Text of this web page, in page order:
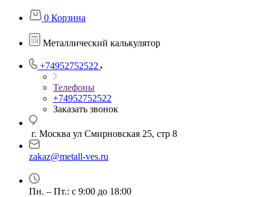
0 Корзина
Металлический калькулятор
+74952752522
Телефоны
+74952752522
Заказать звонок
г. Москва ул Смирновская 25, стр 8
zakaz@metall-ves.ru
Пн. – Пт.: с 9:00 до 18:00